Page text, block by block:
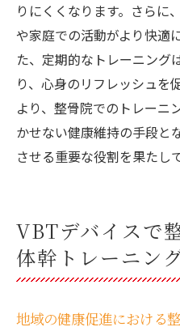
りにくくなります。さらに
や家庭での活動がより快適
た、定期的なトレーニング
り、心身のリフレッシュを
より、整骨院でのトレーニ
かせない健康維持の手段と
させる重要な役割を果たし
VBTデバイスで
体幹トレーニン
地域の健康促進における